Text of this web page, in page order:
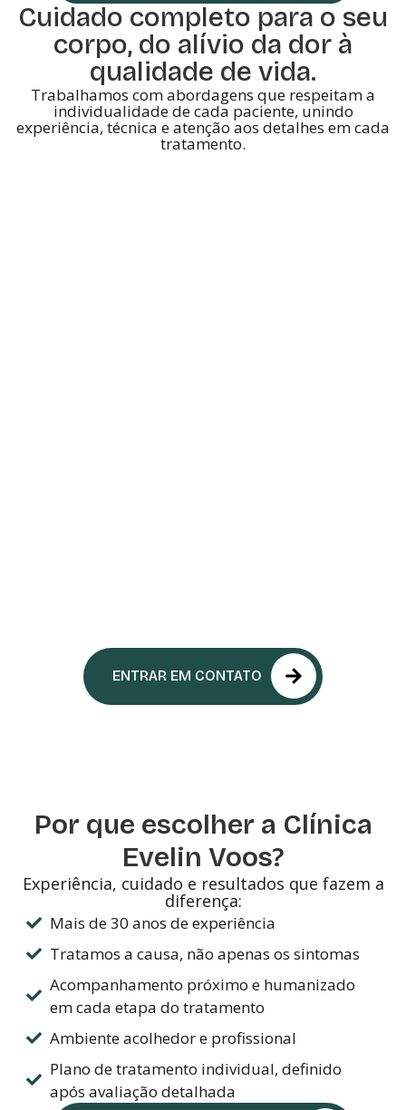
Cuidado completo para o seu
corpo, do alívio da dor à
qualidade de vida.
Trabalhamos com abordagens que respeitam a
individualidade de cada paciente, unindo
experiência, técnica e atenção aos detalhes em cada
tratamento.
ENTRAR EM CONTATO
Por que escolher a Clínica
Evelin Voos?
Experiência, cuidado e resultados que fazem a
diferença:
Mais de 30 anos de experiência
Tratamos a causa, não apenas os sintomas
Acompanhamento próximo e humanizado
em cada etapa do tratamento
Ambiente acolhedor e profissional
Plano de tratamento individual, definido
após avaliação detalhada